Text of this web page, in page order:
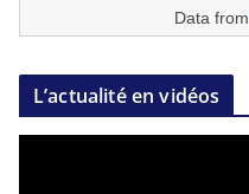
Data from
L’actualité en vidéos